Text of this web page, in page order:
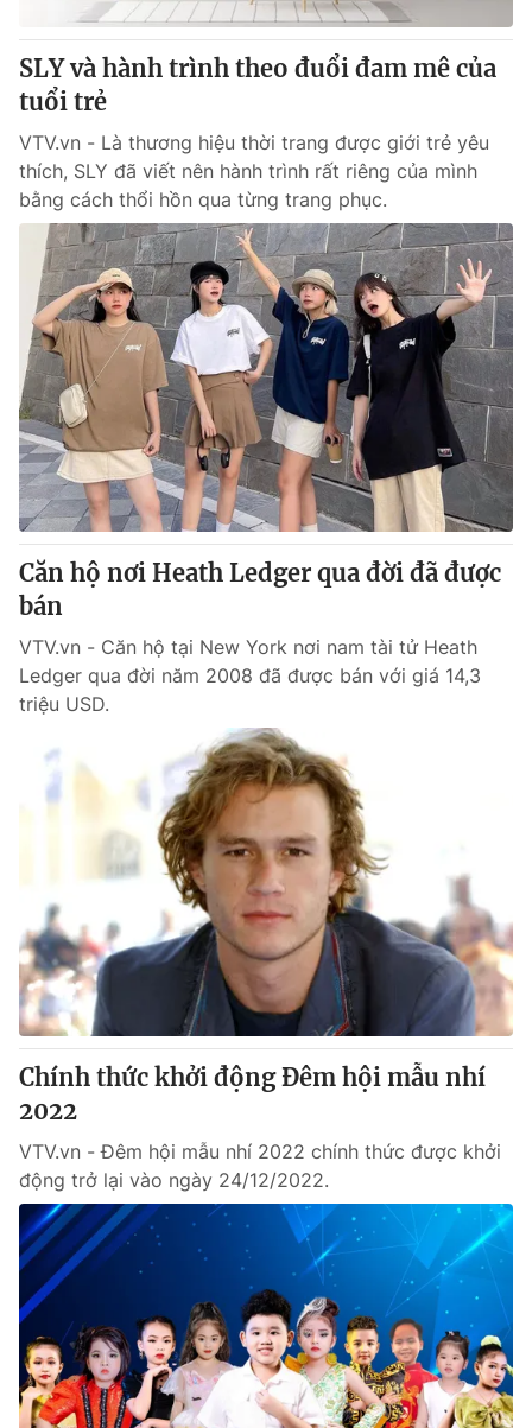
VTV4 Vươn mình bằng AI
Liên hệ tòa soạn English
THỜI BÁO VTV
Theo dõi báo trên
Cơ quan chủ quản: Đài Truyền hình Việt Nam
Cơ quan báo chí:Thời báo VTV
Giấy phép hoạt động báo in và báo điện tử số 483/GP-BTTTT
cấp ngày 29/12/2023
Tổng Biên tập:Vũ Thanh Thủy
Phó Tổng Biên tập:
Nguyễn Trọng Ninh
Tổng đài VTV:024.38 355 931 - 024.38 355 932
Ðiện thoại Thời báo VTV:
Liên hệ quảng cáo:024-7300.7108
® Cấm sao chép dưới mọi hình thức nếu không có sự chấp
thuận bằng văn bản. Ghi rõ nguồn VTV.vn khi phát hành lại
thông tin từ website này.
SLY và hành trình theo đuổi đam mê của
tuổi trẻ
VTV.vn - Là thương hiệu thời trang được giới trẻ yêu
thích, SLY đã viết nên hành trình rất riêng của mình
bằng cách thổi hồn qua từng trang phục.
Căn hộ nơi Heath Ledger qua đời đã được
bán
VTV.vn - Căn hộ tại New York nơi nam tài tử Heath
Ledger qua đời năm 2008 đã được bán với giá 14,3
triệu USD.
Chính thức khởi động Đêm hội mẫu nhí
2022
VTV.vn - Đêm hội mẫu nhí 2022 chính thức được khởi
động trở lại vào ngày 24/12/2022.